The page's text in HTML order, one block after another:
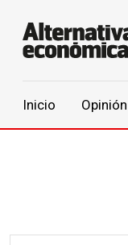
Inicio Opinión